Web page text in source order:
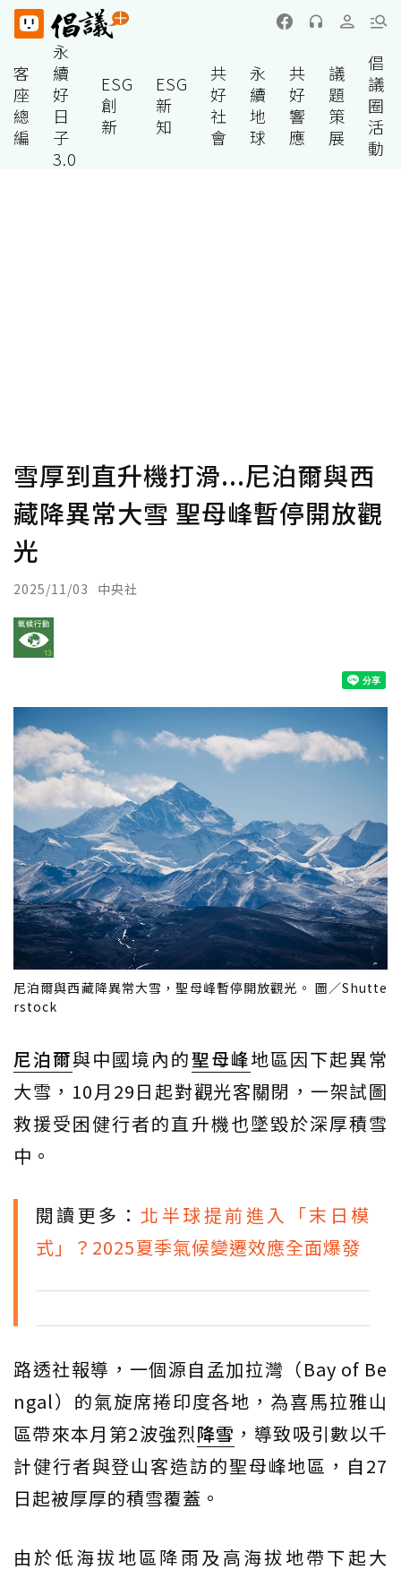
客
座
總
編
永
續
好
日
子
3.0
ESG
創
新
ESG
新
知
共
好
社
會
永
續
地
球
共
好
響
應
議
題
策
展
倡
議
圈
活
動
雪厚到直升機打滑...尼泊爾與西
藏降異常大雪 聖母峰暫停開放觀
光
2025/11/03 中央社
尼泊爾與西藏降異常大雪，聖母峰暫停開放觀光。 圖／Shutte
rstock
尼泊爾與中國境內的聖母峰地區因下起異常
大雪，10月29日起對觀光客關閉，一架試圖
救援受困健行者的直升機也墜毀於深厚積雪
中。
閱讀更多： 北半球提前進入「末日模
式」？2025夏季氣候變遷效應全面爆發
路透社報導，一個源自孟加拉灣（Bay of Be
ngal）的氣旋席捲印度各地，為喜馬拉雅山
區帶來本月第2波強烈降雪 ，導致吸引數以千
計健行者與登山客造訪的聖母峰地區，自27
日起被厚厚的積雪覆蓋。
由於低海拔地區降雨及高海拔地帶下起大